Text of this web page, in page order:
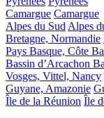
Camargue Camargue
Alpes du SudAlpes
Bretagne, Normandie
Pays Basque, Côte
Bassin d’Arcachon
Vosges, Vittel, Nancy
Guyane, Amazonie
Île de la Réunion Île